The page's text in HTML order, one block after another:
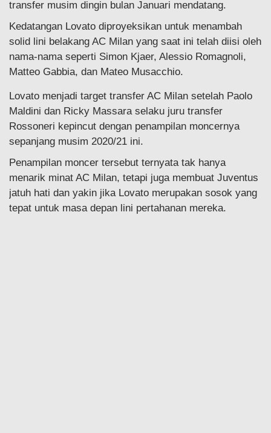
transfer musim dingin bulan Januari mendatang.
Kedatangan Lovato diproyeksikan untuk menambah
solid lini belakang AC Milan yang saat ini telah diisi oleh
nama-nama seperti Simon Kjaer, Alessio Romagnoli,
Matteo Gabbia, dan Mateo Musacchio.
Lovato menjadi target transfer AC Milan setelah Paolo
Maldini dan Ricky Massara selaku juru transfer
Rossoneri kepincut dengan penampilan moncernya
sepanjang musim 2020/21 ini.
Penampilan moncer tersebut ternyata tak hanya
menarik minat AC Milan, tetapi juga membuat Juventus
jatuh hati dan yakin jika Lovato merupakan sosok yang
tepat untuk masa depan lini pertahanan mereka.